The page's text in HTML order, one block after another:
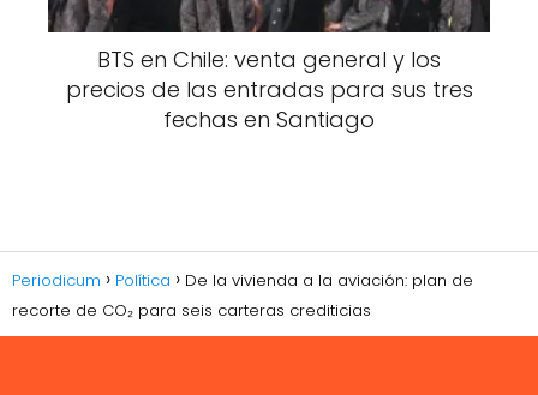
BTS en Chile: venta general y los
precios de las entradas para sus tres
fechas en Santiago
Periodicum Política
De la vivienda a la aviación: plan de
recorte de CO₂ para seis carteras crediticias